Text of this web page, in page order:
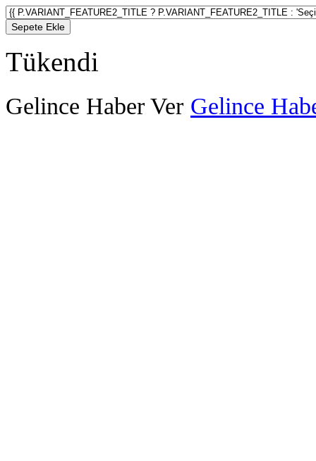
Sepete Ekle
Tükendi
Gelince Haber Ver Gelince